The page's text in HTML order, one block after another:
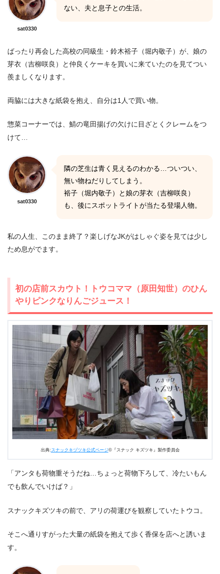
sat0330
ない、夫と息子との生活。
ばったり再会した高校の同級生・鈴木裕子（堀内敬子）が、娘の
芽衣（吉柳咲良）と仲良くケーキを買いに来ていたのを見てつい
羨ましくなります。
両脇には大きな紙袋を抱え、自分は1人で買い物。
惣菜コーナーでは、鯖の竜田揚げの欠けに目ざとくクレームをつ
けて…
sat0330
隣の芝生は青く見えるのわかる…ついつい、
無い物ねだりしてしまう。
裕子（堀内敬子）と娘の芽衣（吉柳咲良）
も、後にスポットライトが当たる登場人物。
私の人生、このまま終了？楽しげなJKがはしゃぐ姿を見ては少し
ため息がでます。
初の店前スカウト！トウコママ（原田知世）のひん
やりピンクなりんごジュース！
出典: スナックキヅツキ公式ページ©『スナック キズツキ』製作委員会
「アンタも荷物重そうだね…ちょっと荷物下ろして、冷たいもん
でも飲んでいけば？」
スナックキズツキの前で、アリの荷運びを観察していたトウコ。
そこへ通りすがった大量の紙袋を抱えて歩く香保を店へと誘いま
す。